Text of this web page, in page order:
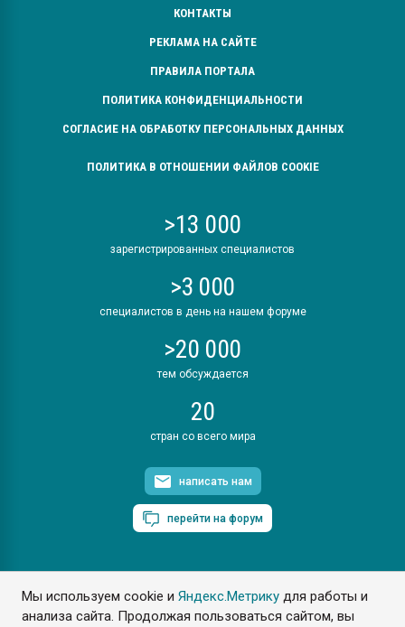
Мы используем cookie иЯндекс.Метрику для работы и
анализа сайта. Продолжая пользоваться сайтом, вы
КОНТАКТЫ
РЕКЛАМА НА САЙТЕ
ПРАВИЛА ПОРТАЛА
ПОЛИТИКА КОНФИДЕНЦИАЛЬНОСТИ
СОГЛАСИЕ НА ОБРАБОТКУ ПЕРСОНАЛЬНЫХ ДАННЫХ
ПОЛИТИКА В ОТНОШЕНИИ ФАЙЛОВ COOKIE
>13 000
зарегистрированных специалистов
>3 000
специалистов в день на нашем форуме
>20 000
тем обсуждается
20
стран со всего мира
написать нам
перейти на форум
ПластЭксперт © 2006. Все права защищены
Разрешается копирование материалов сайта с обязательной